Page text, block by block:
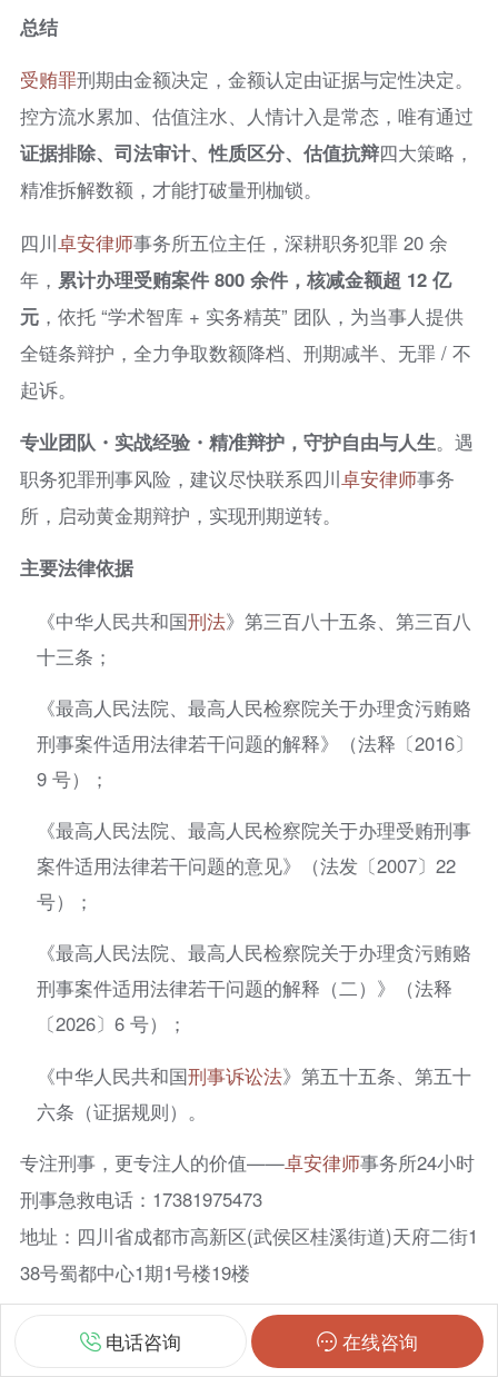
电话咨询 在线咨询
总结
受贿罪刑期由金额决定，金额认定由证据与定性决定。
控方流水累加、估值注水、人情计入是常态，唯有通过
证据排除、司法审计、性质区分、估值抗辩四大策略，
精准拆解数额，才能打破量刑枷锁。
四川卓安律师事务所五位主任，深耕职务犯罪 20 余
年， 累计办理受贿案件 800 余件，核减金额超 12 亿
元，依托 “学术智库 + 实务精英” 团队，为当事人提供
全链条辩护，全力争取数额降档、刑期减半、无罪 / 不
起诉。
专业团队・实战经验・精准辩护，守护自由与人生。遇
职务犯罪刑事风险，建议尽快联系四川卓安律师事务
所，启动黄金期辩护，实现刑期逆转。
主要法律依据
《中华人民共和国刑法》第三百八十五条、第三百八
十三条；
《最高人民法院、最高人民检察院关于办理贪污贿赂
刑事案件适用法律若干问题的解释》（法释〔2016〕
9 号）；
《最高人民法院、最高人民检察院关于办理受贿刑事
案件适用法律若干问题的意见》（法发〔2007〕22
号）；
《最高人民法院、最高人民检察院关于办理贪污贿赂
刑事案件适用法律若干问题的解释（二）》（法释
〔2026〕6 号）；
《中华人民共和国刑事诉讼法》第五十五条、第五十
六条（证据规则）。
专注刑事，更专注人的价值——卓安律师事务所24小时
刑事急救电话：17381975473
地址：四川省成都市高新区(武侯区桂溪街道)天府二街1
38号蜀都中心1期1号楼19楼
声明：本网部分内容系编辑转载，转载目的在于传递更多信息，并
不代表本网赞同其观点和对其真实性负责。如涉及作品内容、版权
和其它问题，请联系我们，我们将在第一时间处理! 转载文章版权